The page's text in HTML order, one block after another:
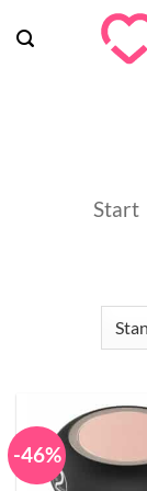
Inhalt
Start
-46%